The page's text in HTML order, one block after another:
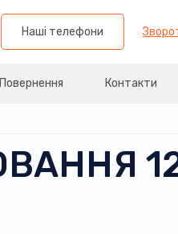
Наші телефони
Повернення Контакти